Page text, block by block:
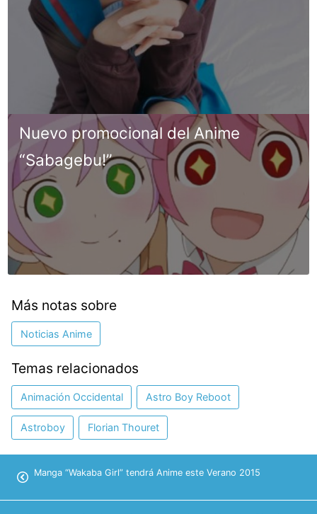
Nuevo promocional del Anime
“Sabagebu!”
Más notas sobre
Noticias Anime
Temas relacionados
Animación Occidental Astro Boy Reboot
Astroboy Florian Thouret
Manga “Wakaba Girl” tendrá Anime este Verano 2015